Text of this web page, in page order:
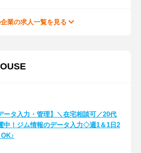
業の求人一覧を見る
ータ入力・管理】＼在宅相談可／20代
中！ジム情報のデータ入力◇週1＆1日2